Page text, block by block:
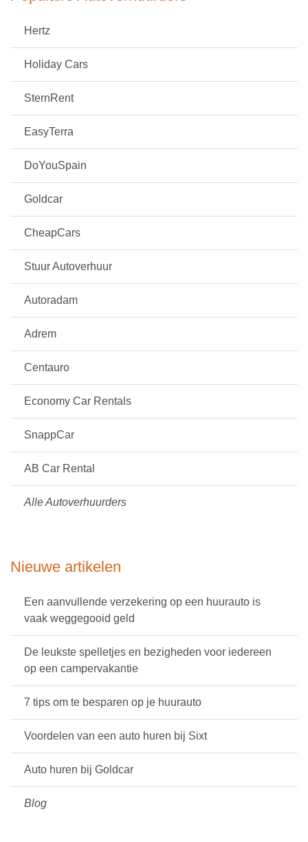
Hertz
Holiday Cars
SternRent
EasyTerra
DoYouSpain
Goldcar
CheapCars
Stuur Autoverhuur
Autoradam
Adrem
Centauro
Economy Car Rentals
SnappCar
AB Car Rental
Alle Autoverhuurders
Nieuwe artikelen
Een aanvullende verzekering op een huurauto is
vaak weggegooid geld
De leukste spelletjes en bezigheden voor iedereen
op een campervakantie
7 tips om te besparen op je huurauto
Voordelen van een auto huren bij Sixt
Auto huren bij Goldcar
Blog